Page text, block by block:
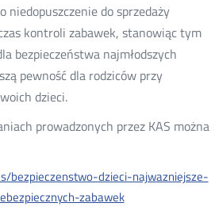
niedopuszczenie do sprzedaży
kontroli zabawek, stanowiąc tym
bezpieczeństwa najmłodszych
pewność dla rodziców przy
dzieci.
prowadzonych przez KAS można
bezpieczenstwo-dzieci-najwazniejsze-
zabawek